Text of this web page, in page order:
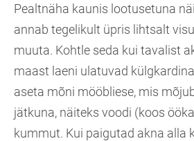
Pealtnäha kaunis lootusetuna
annab tegelikult üpris lihtsalt
muuta. Kohtle seda kui tavalist
maast laeni ulatuvad
aseta mõni mööbliese, mis
jätkuna, näiteks voodi (koos
kummut. Kui paigutad akna alla